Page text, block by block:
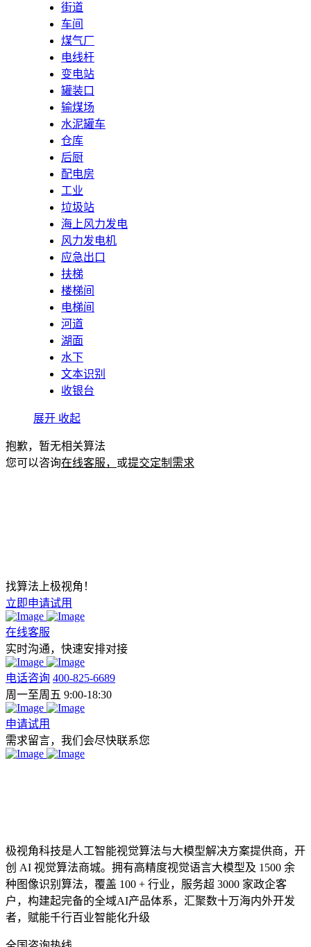
街道
车间
煤气厂
电线杆
变电站
罐装口
输煤场
水泥罐车
仓库
后厨
配电房
工业
垃圾站
海上风力发电
风力发电机
应急出口
扶梯
楼梯间
电梯间
河道
湖面
水下
文本识别
收银台
展开 收起
抱歉，暂无相关算法
您可以咨询在线客服， 或提交定制需求
找算法上极视角！
立即申请试用
在线客服
实时沟通，快速安排对接
电话咨询 400-825-6689
周一至周五 9:00-18:30
申请试用
需求留言，我们会尽快联系您
极视角科技是人工智能视觉算法与大模型解决方案提供商，开
创 AI 视觉算法商城。拥有高精度视觉语言大模型及 1500 余
种图像识别算法，覆盖 100 + 行业，服务超 3000 家政企客
户，构建起完备的全域AI产品体系，汇聚数十万海内外开发
者，赋能千行百业智能化升级